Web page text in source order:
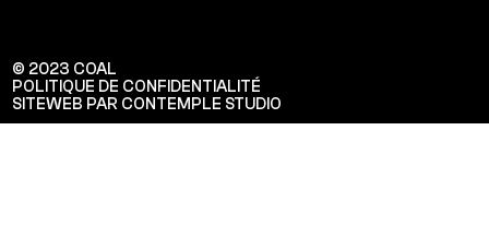
© 2023 COAL
POLITIQUE DE CONFIDENTIALITÉ
SITEWEB PAR CONTEMPLE STUDIO